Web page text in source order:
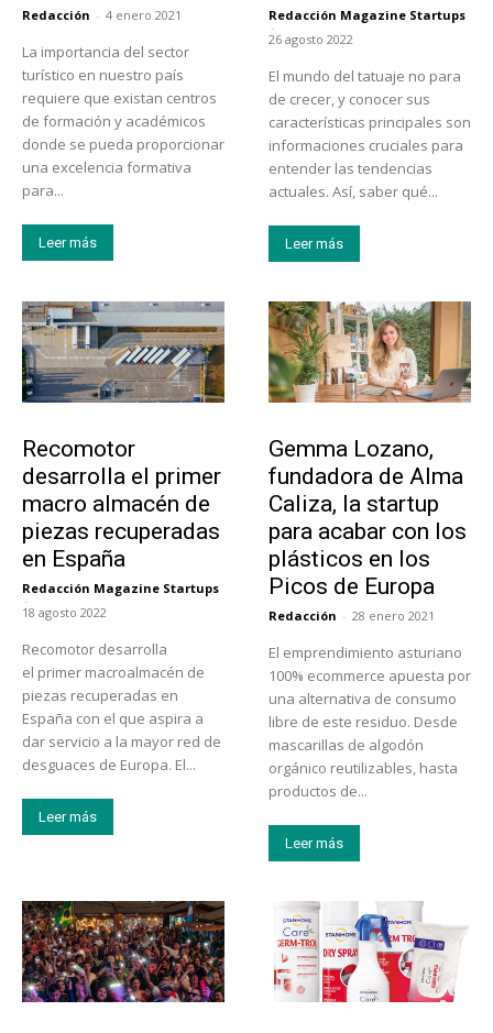
Redacción - 4 enero 2021
La importancia del sector
turístico en nuestro país
requiere que existan centros
de formación y académicos
donde se pueda proporcionar
una excelencia formativa
para...
Leer más
Redacción Magazine Startups
-
26 agosto 2022
El mundo del tatuaje no para
de crecer, y conocer sus
características principales son
informaciones cruciales para
entender las tendencias
actuales. Así, saber qué...
Leer más
Recomotor
desarrolla el primer
macro almacén de
piezas recuperadas
en España
Redacción Magazine Startups
-
18 agosto 2022
Recomotor desarrolla
el primer macroalmacén de
piezas recuperadas en
España con el que aspira a
dar servicio a la mayor red de
desguaces de Europa. El...
Leer más
Gemma Lozano,
fundadora de Alma
Caliza, la startup
para acabar con los
plásticos en los
Picos de Europa
Redacción - 28 enero 2021
El emprendimiento asturiano
100% ecommerce apuesta por
una alternativa de consumo
libre de este residuo. Desde
mascarillas de algodón
orgánico reutilizables, hasta
productos de...
Leer más